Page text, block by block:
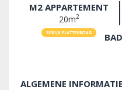
M2 APPARTEMENT
20m2
BEKIJK PLATTEGROND
ALGEMENE INFORMATIE